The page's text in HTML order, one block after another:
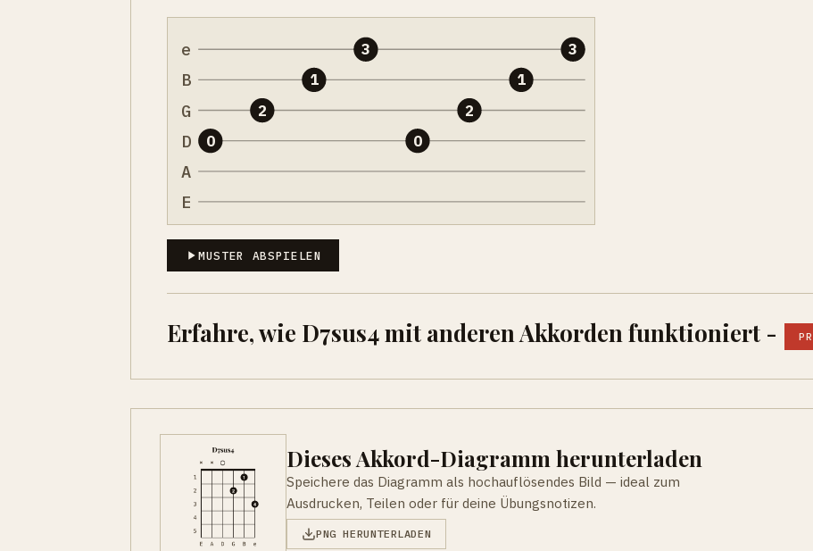
e
B
G
D
A
E
0
2
1
3
0
2
1
3
MUSTER ABSPIELEN
Erfahre, wie D7sus4 mit anderen Akkorden funktioniert -
Dieses Akkord-Diagramm herunterladen
Speichere das Diagramm als hochauflösendes Bild — ideal zum
Ausdrucken, Teilen oder für deine Übungsnotizen.
PNG HERUNTERLADEN